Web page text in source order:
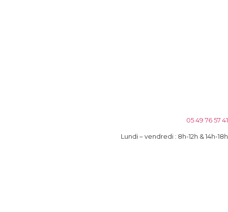
05 49 76 57 41
Lundi – vendredi : 8h-12h & 14h-18h